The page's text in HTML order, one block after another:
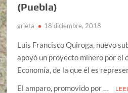
(Puebla)
grieta 18 diciembre, 2018
Luis Francisco Quiroga, nuevo
apoyó un proyecto minero por el
Economía, de la que él es
El amparo, promovido por …